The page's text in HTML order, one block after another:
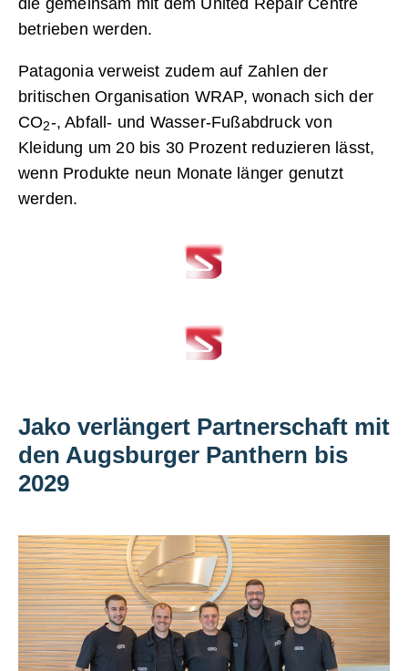
betrieben werden.
Patagonia verweist zudem auf Zahlen der
britischen Organisation WRAP, wonach sich der
CO2-, Abfall- und Wasser-Fußabdruck von
Kleidung um 20 bis 30 Prozent reduzieren lässt,
wenn Produkte neun Monate länger genutzt
werden.
Jako verlängert Partnerschaft mit
den Augsburger Panthern bis
2029